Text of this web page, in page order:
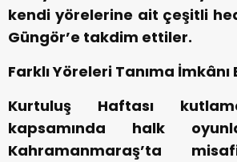
kendi yörelerine ait çeşitli
Güngör’e takdim ettiler.
Farklı Yöreleri Tanıma İmkânı
Kurtuluş Haftası
kapsamında halk
Kahramanmaraş’ta